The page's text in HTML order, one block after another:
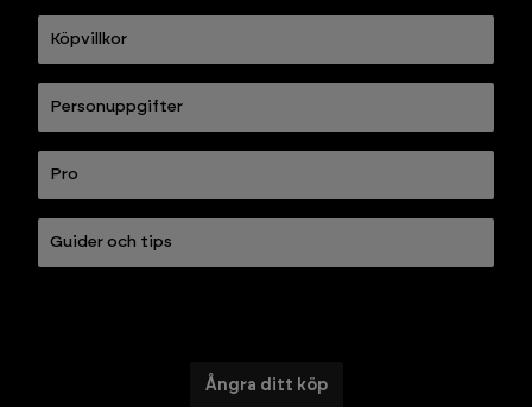
Köpvillkor
Personuppgifter
Pro
Guider och tips
Ångra ditt köp